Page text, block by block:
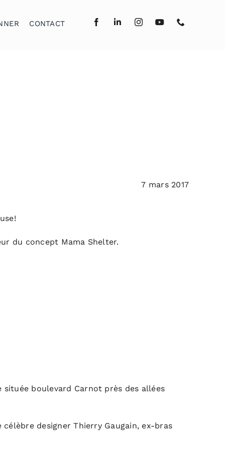
CONTACT
7 mars 2017
du concept Mama Shelter.
située boulevard Carnot près des allées
designer Thierry Gaugain, ex-bras